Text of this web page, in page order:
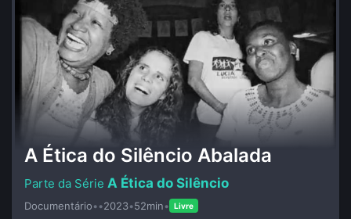
A Ética do Silêncio Abalada
A Ética do Silêncio
Documentário••2023•52min• Livre